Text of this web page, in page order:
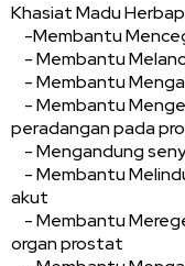
Khasiat Madu
-Membantu
- Membantu
- Membantu
- Membantu
peradangan pada
- Mengandung
- Membantu
akut
- Membantu
organ prostat